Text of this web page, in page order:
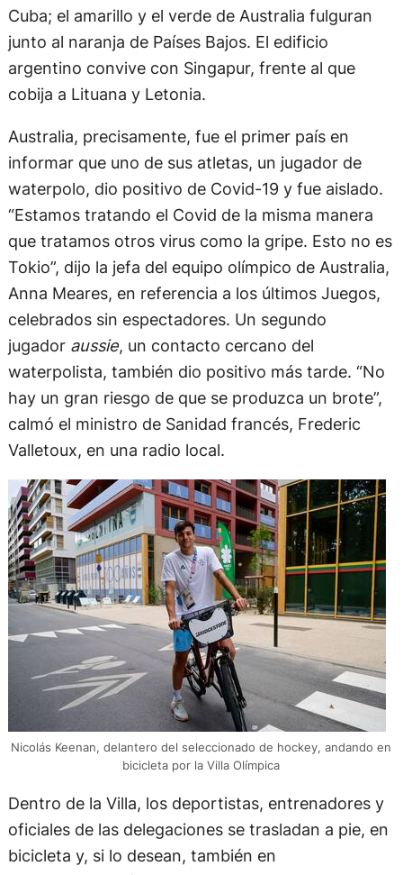
Cuba; el amarillo y el verde de Australia fulguran
junto al naranja de Países Bajos. El edificio
argentino convive con Singapur, frente al que
cobija a Lituana y Letonia.
Australia, precisamente, fue el primer país en
informar que uno de sus atletas, un jugador de
waterpolo, dio positivo de Covid-19 y fue aislado.
“Estamos tratando el Covid de la misma manera
que tratamos otros virus como la gripe. Esto no es
Tokio”, dijo la jefa del equipo olímpico de Australia,
Anna Meares, en referencia a los últimos Juegos,
celebrados sin espectadores. Un segundo
jugador aussie, un contacto cercano del
waterpolista, también dio positivo más tarde. “No
hay un gran riesgo de que se produzca un brote”,
calmó el ministro de Sanidad francés, Frederic
Valletoux, en una radio local.
Nicolás Keenan, delantero del seleccionado de hockey, andando en
bicicleta por la Villa Olímpica
Dentro de la Villa, los deportistas, entrenadores y
oficiales de las delegaciones se trasladan a pie, en
bicicleta y, si lo desean, también en